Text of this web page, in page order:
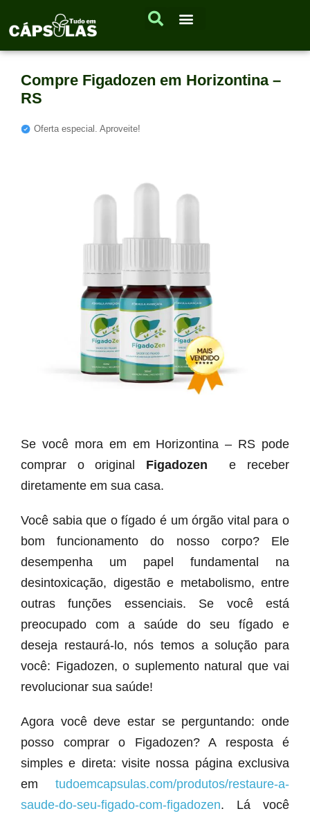
Compre Figadozen em Horizontina –
RS
Oferta especial. Aproveite!
Se você mora em em Horizontina – RS pode
comprar o original Figadozen
e receber
diretamente em sua casa.
Você sabia que o fígado é um órgão vital para o
bom funcionamento do nosso corpo? Ele
desempenha um papel fundamental na
desintoxicação, digestão e metabolismo, entre
outras funções essenciais. Se você está
preocupado com a saúde do seu fígado e
deseja restaurá-lo, nós temos a solução para
você: Figadozen, o suplemento natural que vai
revolucionar sua saúde!
Agora você deve estar se perguntando: onde
posso comprar o Figadozen? A resposta é
simples e direta: visite nossa página exclusiva
em tudoemcapsulas.com/produtos/restaure-a-
saude-do-seu-figado-com-figadozen. Lá você